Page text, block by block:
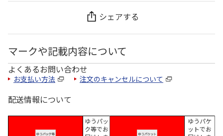
シェアする
マークや記載内容について
よくあるお問い合わせ
お支払い方法 注文のキャンセルについて
配送情報について
ゆうパッ
ク等でお
ゆうパケ
ットでお